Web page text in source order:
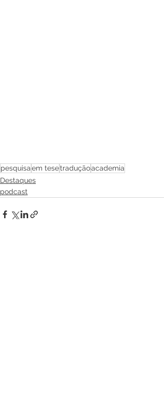
pesquisaem tesetraduçãoacademia
Destaques
podcast